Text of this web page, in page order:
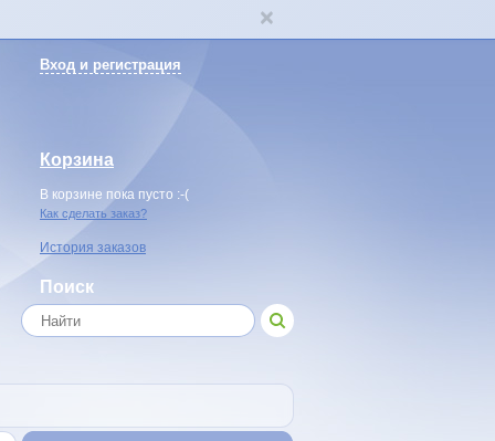
Вход и регистрация
Корзина
В корзине пока пусто :-(
Как сделать заказ?
История заказов
Поиск